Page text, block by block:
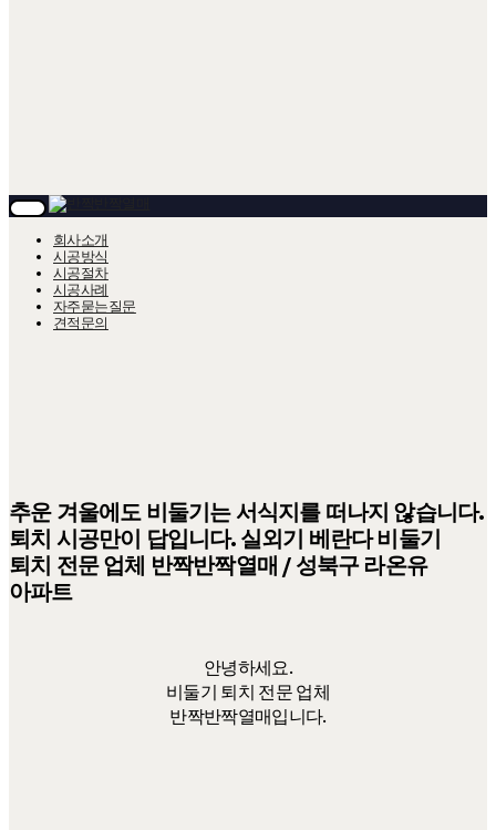
T
G
G
N
A
회사소개
시공방식
시공절차
시공사례
자주묻는질문
견적문의
추운 겨울에도 비둘기는 서식지를 떠나지 않습니다.
퇴치 시공만이 답입니다. 실외기 베란다 비둘기
퇴치 전문 업체 반짝반짝열매 / 성북구 라온유
아파트
안녕하세요.
비둘기 퇴치 전문 업체
반짝반짝열매입니다.